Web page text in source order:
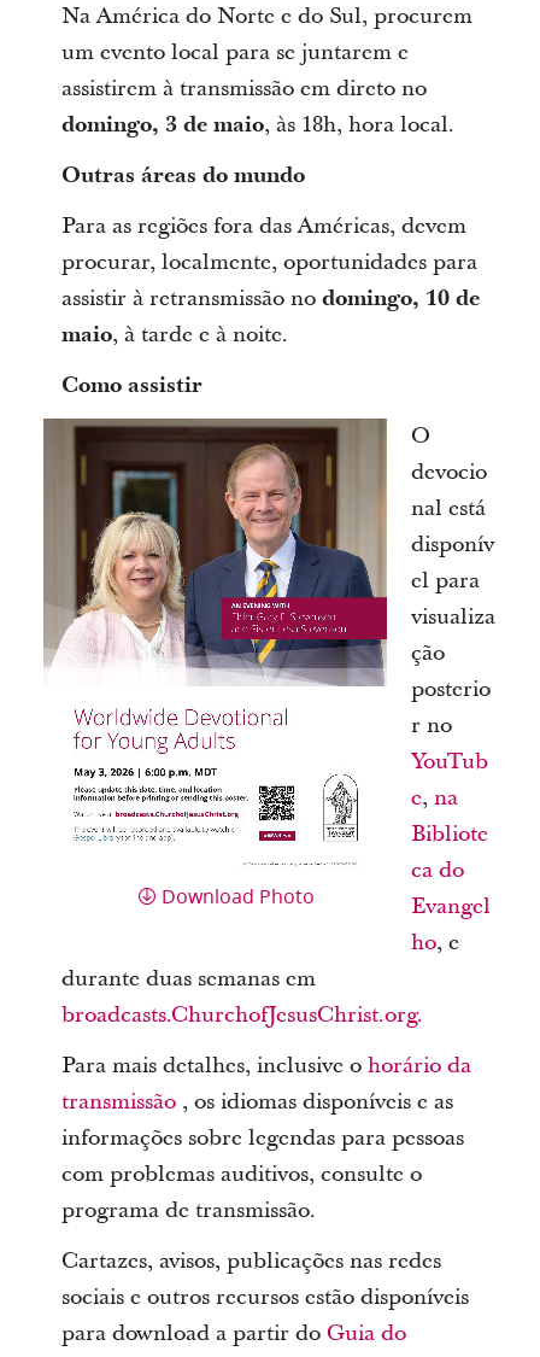
Na América do Norte e do Sul, procurem
um evento local para se juntarem e
assistirem à transmissão em direto no
domingo, 3 de maio, às 18h, hora local.
Outras áreas do mundo
Para as regiões fora das Américas, devem
procurar, localmente, oportunidades para
assistir à retransmissão no domingo, 10 de
maio, à tarde e à noite.
Como assistir
Download Photo
O
devocio
nal está
disponív
el para
visualiza
ção
posterio
r no
YouTub
e, na
Bibliote
ca do
Evangel
ho, e
durante duas semanas em
broadcasts.ChurchofJesusChrist.org.
Para mais detalhes, inclusive o horário da
transmissão, os idiomas disponíveis e as
informações sobre legendas para pessoas
com problemas auditivos, consulte o
programa de transmissão.
Cartazes, avisos, publicações nas redes
sociais e outros recursos estão disponíveis
para download a partir do Guia do